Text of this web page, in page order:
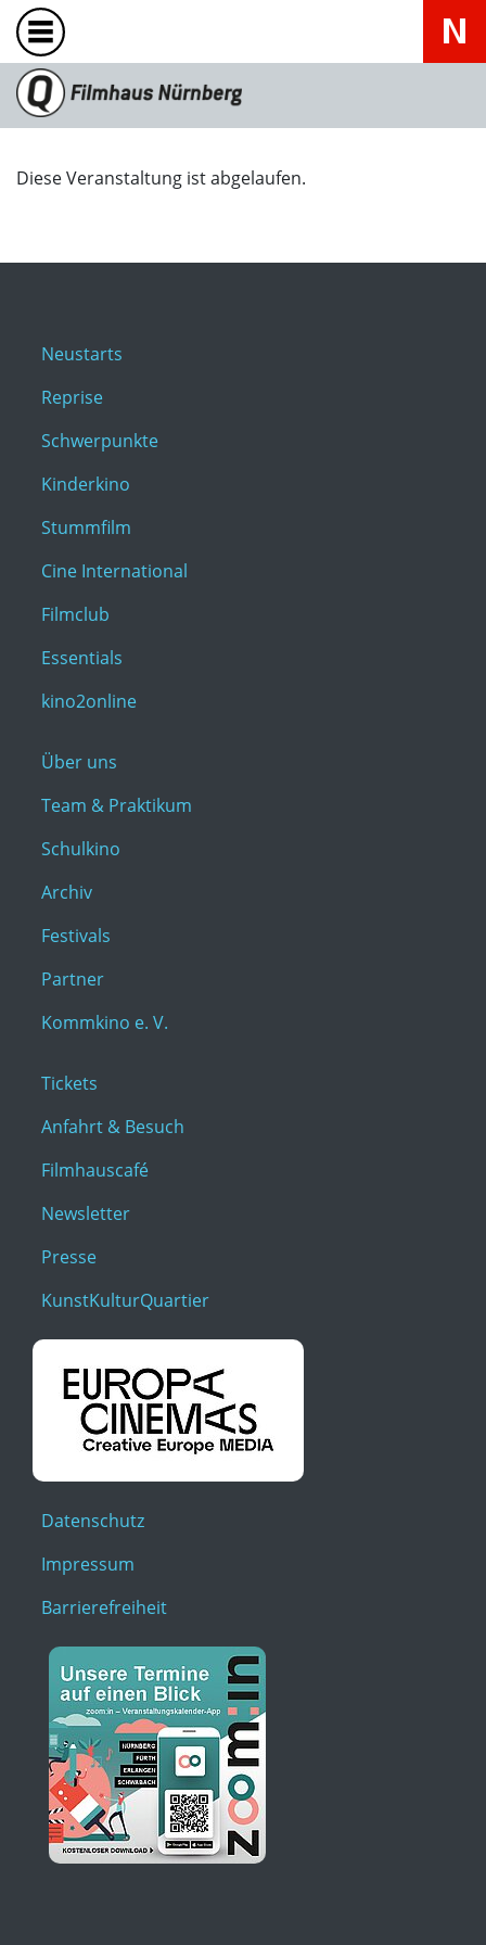
Diese Veranstaltung ist abgelaufen.
Neustarts
Reprise
Schwerpunkte
Kinderkino
Stummfilm
Cine International
Filmclub
Essentials
kino2online
Über uns
Team & Praktikum
Schulkino
Archiv
Festivals
Partner
Kommkino e. V.
Tickets
Anfahrt & Besuch
Filmhauscafé
Newsletter
Presse
KunstKulturQuartier
Datenschutz
Impressum
Barrierefreiheit